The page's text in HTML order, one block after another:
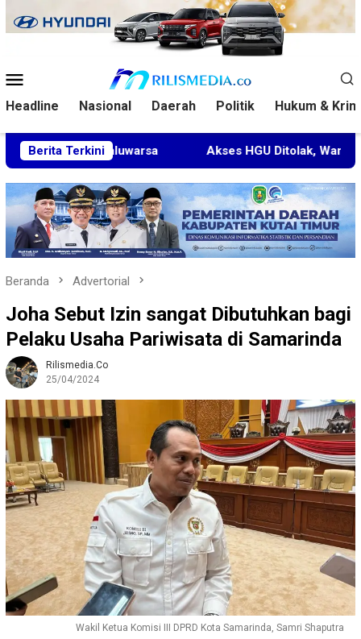
ke
Mobile
Headline Nasional Daerah Politik Hukum &
Berita Terkini
Kedaluwarsa Akses HGU Ditolak, Warga Rantau
Beranda Advertorial
Joha Sebut Izin sangat Dibutuhkan bagi
Pelaku Usaha Pariwisata di Samarinda
Rilismedia.co
25/04/2024
Wakil Ketua Komisi III DPRD Kota Samarinda, Samri Shaputra